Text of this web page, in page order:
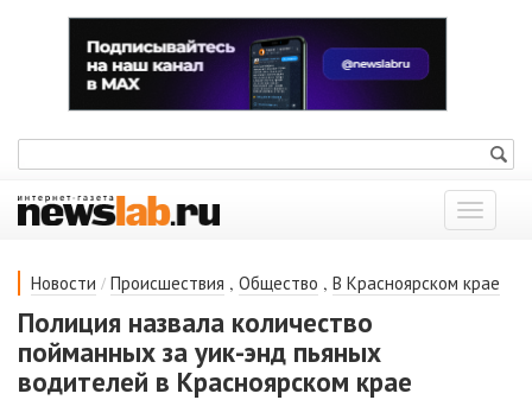
Показать
меню
Новости / Происшествия , Общество , В Красноярском крае
Полиция назвала количество
пойманных за уик-энд пьяных
водителей в Красноярском крае